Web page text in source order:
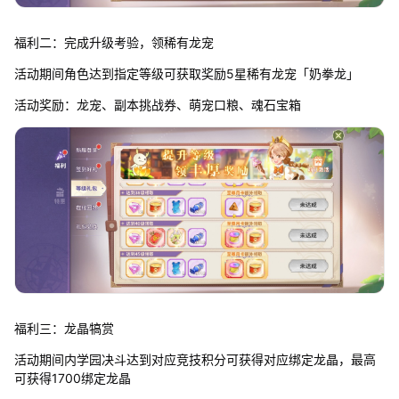
福利二：完成升级考验，领稀有龙宠
活动期间角色达到指定等级可获取奖励5星稀有龙宠「奶拳龙」
活动奖励：龙宠、副本挑战券、萌宠口粮、魂石宝箱
福利三：龙晶犒赏
活动期间内学园决斗达到对应竞技积分可获得对应绑定龙晶，最高
可获得1700绑定龙晶